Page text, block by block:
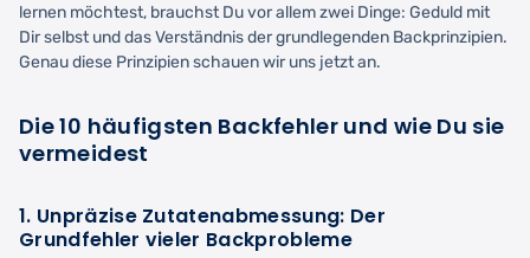
lernen möchtest, brauchst Du vor allem zwei Dinge: Geduld mit
Dir selbst und das Verständnis der grundlegenden Backprinzipien.
Genau diese Prinzipien schauen wir uns jetzt an.
Die 10 häufigsten Backfehler und wie Du sie
vermeidest
1. Unpräzise Zutatenabmessung: Der
Grundfehler vieler Backprobleme